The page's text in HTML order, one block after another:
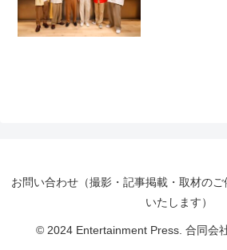
お問い合わせ（撮影・記事掲載・取材の
いたします）
© 2024 Entertainment Press. 合同会